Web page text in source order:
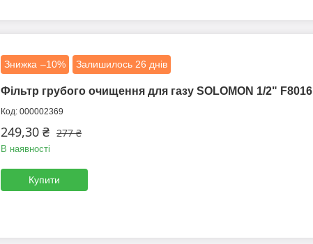
–10% Залишилось 26 днів
Фільтр грубого очищення для газу SOLOMON 1/2" F8016
000002369
277 ₴
249,30 ₴
В наявності
Купити